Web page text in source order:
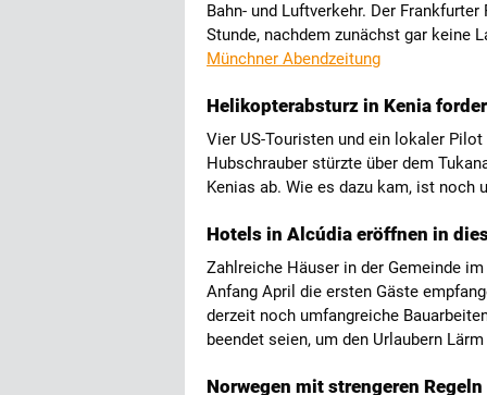
Bahn- und Luftverkehr. Der
Stunde, nachdem zunächst gar keine
Münchner Abendzeitung
Helikopterabsturz in Kenia
Vier US-Touristen und ein lokaler
Hubschrauber stürzte über dem
Kenias ab. Wie es dazu kam, ist noch
Hotels in Alcúdia eröffnen in
Zahlreiche Häuser in der Gemeinde
Anfang April die ersten Gäste
derzeit noch umfangreiche
beendet seien, um den Urlaubern
Norwegen mit strengeren